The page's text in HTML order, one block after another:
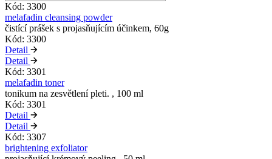
Kód: 3300
melafadin cleansing powder
čistící prášek s projasňujícím účinkem, 60g
Kód: 3300
Detail
Detail
Kód: 3301
melafadin toner
tonikum na zesvětlení pleti. , 100 ml
Kód: 3301
Detail
Detail
Kód: 3307
brightening exfoliator